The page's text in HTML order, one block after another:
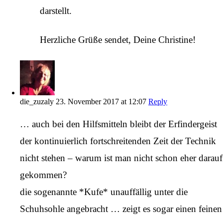
darstellt.
Herzliche Grüße sendet, Deine Christine!
die_zuzaly 23. November 2017 at 12:07 Reply
… auch bei den Hilfsmitteln bleibt der Erfindergeist
der kontinuierlich fortschreitenden Zeit der Technik
nicht stehen – warum ist man nicht schon eher darauf
gekommen?
die sogenannte *Kufe* unauffällig unter die
Schuhsohle angebracht … zeigt es sogar einen feinen